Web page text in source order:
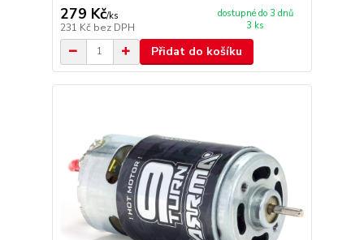
279 Kč/ks
231 Kč bez DPH
dostupné do 3 dnů
3 ks
Přidat do košíku